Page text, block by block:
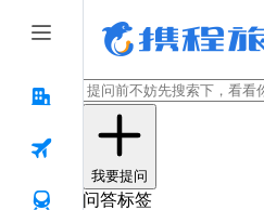
我要提问
问答标签